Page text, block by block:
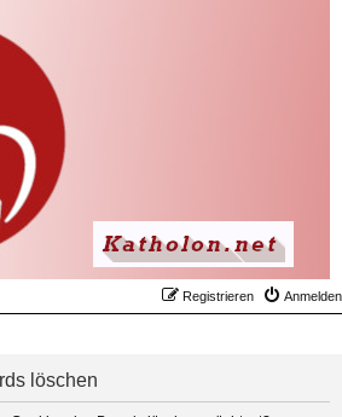
Anmelden
Registrieren
löschen